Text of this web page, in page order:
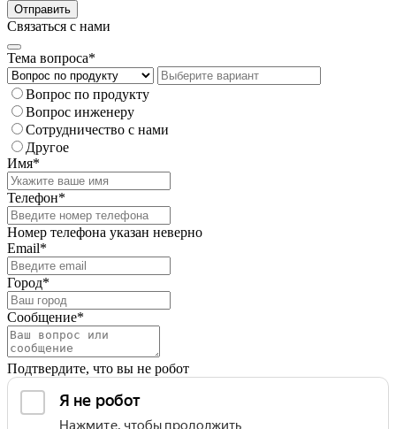
Отправить
Связаться с нами
Тема вопроса*
Вопрос по продукту
Вопрос инженеру
Сотрудничество с нами
Другое
Имя*
Телефон*
Номер телефона указан неверно
Email*
Город*
Сообщение*
Подтвердите, что вы не робот